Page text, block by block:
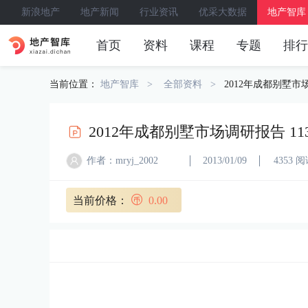
新浪地产 地产新闻 行业资讯 优采大数据 地产智库
首页 资料 课程 专题 排
当前位置： 地产智库 全部资料 2012年成都别墅市
2012年成都别墅市场调研报告
作者：mryj_2002 2013/01/09 4353 阅
当前价格： 0.00